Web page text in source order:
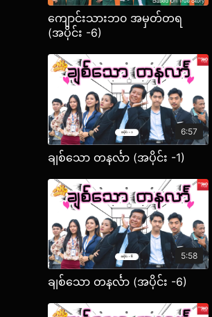
ကျောင်းသားဘ၀ အမှတ်တရ
(အပိုင်း -6)
6:57
ချစ်သော တနင်္လာ (အပိုင်း -1)
5:58
ချစ်သော တနင်္လာ (အပိုင်း -6)